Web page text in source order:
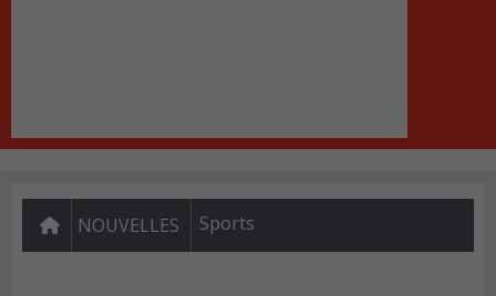
NOUVELLES Sports